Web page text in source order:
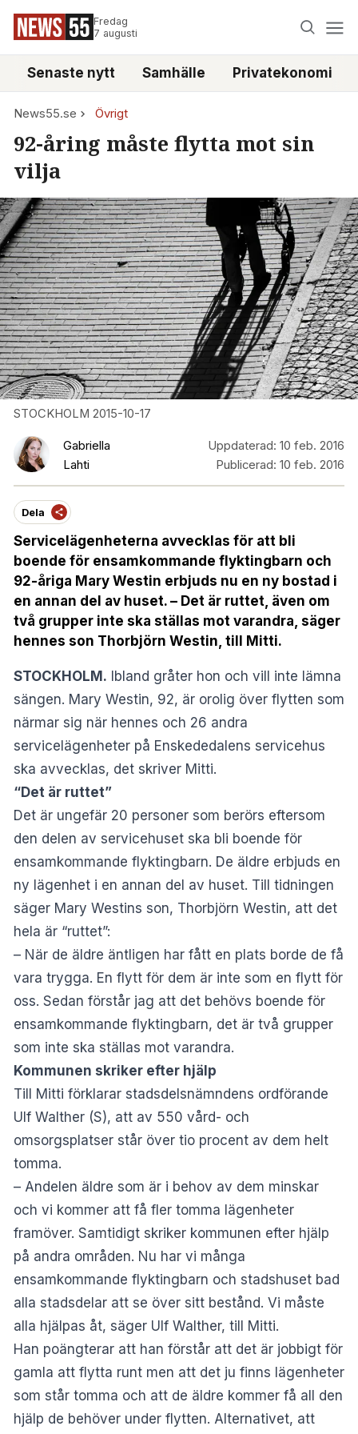
Fredag
7 augusti
Senaste nytt Samhälle Privatekonomi
News55.se Övrigt
92-åring måste flytta mot sin
vilja
STOCKHOLM 2015-10-17
Gabriella
Lahti
Uppdaterad: 10 feb. 2016
Publicerad: 10 feb. 2016
Dela
Servicelägenheterna avvecklas för att bli
boende för ensamkommande flyktingbarn och
92-åriga Mary Westin erbjuds nu en ny bostad i
en annan del av huset. – Det är ruttet, även om
två grupper inte ska ställas mot varandra, säger
hennes son Thorbjörn Westin, till Mitti.
STOCKHOLM. Ibland gråter hon och vill inte lämna
sängen. Mary Westin, 92, är orolig över flytten som
närmar sig när hennes och 26 andra
servicelägenheter på Enskededalens servicehus
ska avvecklas, det skriver Mitti.
“Det är ruttet”
Det är ungefär 20 personer som berörs eftersom
den delen av servicehuset ska bli boende för
ensamkommande flyktingbarn. De äldre erbjuds en
ny lägenhet i en annan del av huset. Till tidningen
säger Mary Westins son, Thorbjörn Westin, att det
hela är “ruttet”:
– När de äldre äntligen har fått en plats borde de få
vara trygga. En flytt för dem är inte som en flytt för
oss. Sedan förstår jag att det behövs boende för
ensamkommande flyktingbarn, det är två grupper
som inte ska ställas mot varandra.
Kommunen skriker efter hjälp
Till Mitti förklarar stadsdelsnämndens ordförande
Ulf Walther (S), att av 550 vård- och
omsorgsplatser står över tio procent av dem helt
tomma.
– Andelen äldre som är i behov av dem minskar
och vi kommer att få fler tomma lägenheter
framöver. Samtidigt skriker kommunen efter hjälp
på andra områden. Nu har vi många
ensamkommande flyktingbarn och stadshuset bad
alla stadsdelar att se över sitt bestånd. Vi måste
alla hjälpas åt, säger Ulf Walther, till Mitti.
Han poängterar att han förstår att det är jobbigt för
gamla att flytta runt men att det ju finns lägenheter
som står tomma och att de äldre kommer få all den
hjälp de behöver under flytten. Alternativet, att